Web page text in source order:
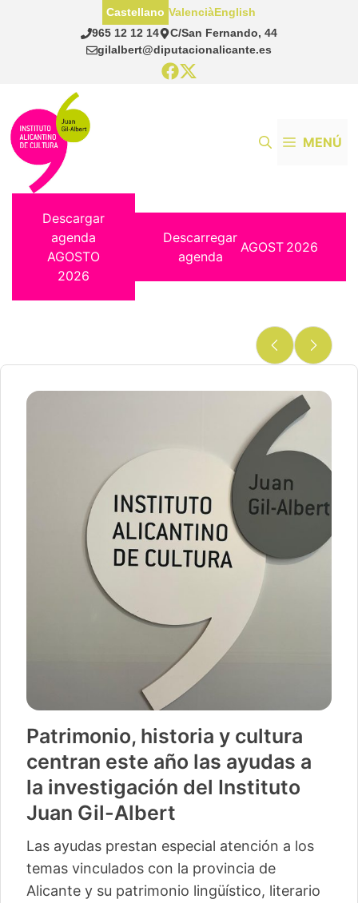
965 12 12 14
C/San Fernando, 44
gilalbert@diputacionalicante.es
Castellano ValenciàEnglish
MENÚ
Descargar
agenda
AGOSTO
2026
Descarregar
agenda
AGOST 2026
Patrimonio, historia y cultura
centran este año las ayudas a
la investigación del Instituto
Juan Gil-Albert
Las ayudas prestan especial atención a los
temas vinculados con la provincia de
Alicante y su patrimonio lingüístico, literario